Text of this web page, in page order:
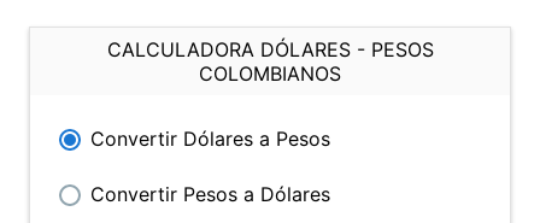
CALCULADORA DÓLARES - PESOS
COLOMBIANOS
Convertir Dólares a Pesos
Convertir Pesos a Dólares